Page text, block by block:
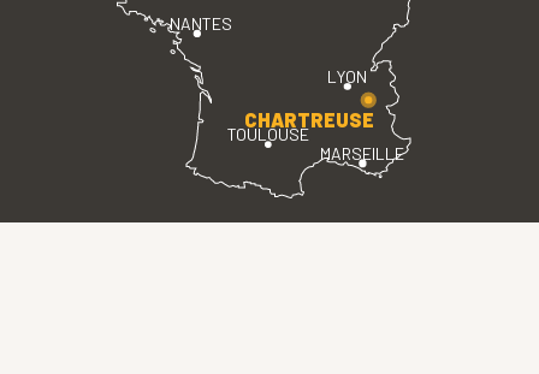
LYON
TOULOUSE
MARSEILLE
NANTES
CHARTREUSE